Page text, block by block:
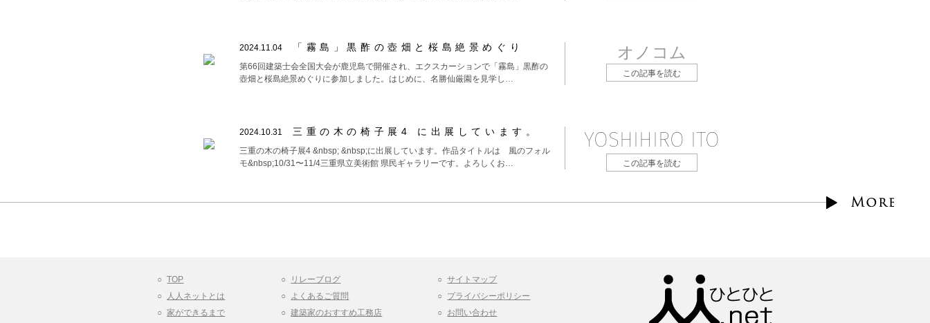
2024.11.04 「霧島」黒酢の壺畑と桜島絶景めぐり
第66回建築士会全国大会が鹿児島で開催され、エクスカーションで「霧島」黒酢の
壺畑と桜島絶景めぐりに参加しました。はじめに、名勝仙厳園を見学し…
オノコム
この記事を読む
2024.10.31 三重の木の椅子展4 に出展しています。
三重の木の椅子展4 &nbsp; &nbsp;に出展しています。作品タイトルは 風のフォル
モ&nbsp;10/31〜11/4三重県立美術館 県民ギャラリーです。よろしくお…
YOSHIHIRO ITO
この記事を読む
TOP
人人ネットとは
家ができるまで
リレーブログ
よくあるご質問
建築家のおすすめ工務店
サイトマップ
プライバシーポリシー
お問い合わせ